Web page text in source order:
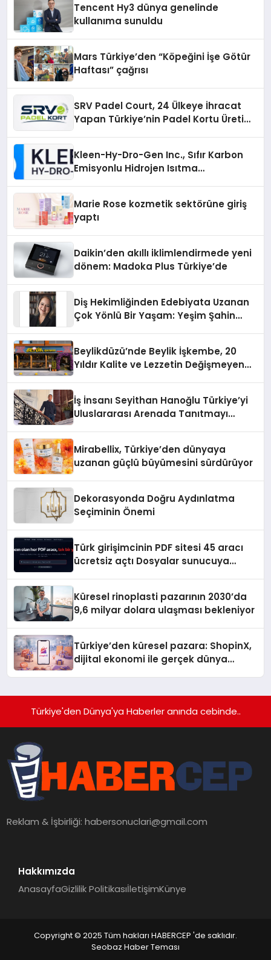
Tencent Hy3 dünya genelinde
kullanıma sunuldu
Mars Türkiye’den “Köpeğini İşe Götür
Haftası” çağrısı
SRV Padel Court, 24 Ülkeye İhracat
Yapan Türkiye’nin Padel Kortu Üretim
Kleen-Hy-Dro-Gen Inc., Sıfır Karbon
Emisyonlu Hidrojen Isıtma
Marie Rose kozmetik sektörüne giriş
yaptı
Daikin’den akıllı iklimlendirmede yeni
dönem: Madoka Plus Türkiye’de
Diş Hekimliğinden Edebiyata Uzanan
Çok Yönlü Bir Yaşam: Yeşim Şahin
Beylikdüzü’nde Beylik İşkembe, 20
Yıldır Kalite ve Lezzetin Değişmeyen
İş İnsanı Seyithan Hanoğlu Türkiye’yi
Uluslararası Arenada Tanıtmayı
Mirabellix, Türkiye’den dünyaya
uzanan güçlü büyümesini sürdürüyor
Dekorasyonda Doğru Aydınlatma
Seçiminin Önemi
Türk girişimcinin PDF sitesi 45 aracı
ücretsiz açtı Dosyalar sunucuya
Küresel rinoplasti pazarının 2030’da
9,6 milyar dolara ulaşması bekleniyor
Türkiye’den küresel pazara: ShopinX,
dijital ekonomi ile gerçek dünya
Türkiye'den Dünya'ya Haberler anında cebinde..
Reklam & İşbirliği:habersonuclari@gmail.com
Hakkımızda
AnasayfaGizlilik PolitikasıİletişimKünye
Copyright © 2025 Tüm hakları HABERCEP 'de saklıdır.
Seobaz Haber Teması